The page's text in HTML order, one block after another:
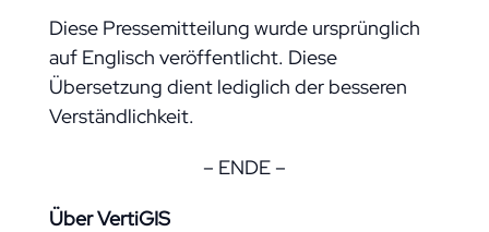
Diese Pressemitteilung wurde ursprünglich
auf Englisch veröffentlicht. Diese
Übersetzung dient lediglich der besseren
Verständlichkeit.
– ENDE –
Über VertiGIS